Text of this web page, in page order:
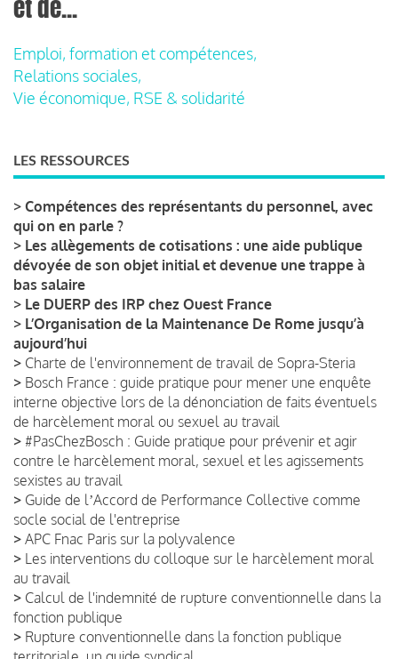
et de...
Emploi, formation et compétences,
Relations sociales,
Vie économique, RSE & solidarité
LES RESSOURCES
> Compétences des représentants du personnel, avec
qui on en parle ?
> Les allègements de cotisations : une aide publique
dévoyée de son objet initial et devenue une trappe à
bas salaire
> Le DUERP des IRP chez Ouest France
> L’Organisation de la Maintenance De Rome jusqu’à
aujourd’hui
> Charte de l'environnement de travail de Sopra-Steria
> Bosch France : guide pratique pour mener une enquête
interne objective lors de la dénonciation de faits éventuels
de harcèlement moral ou sexuel au travail
> #PasChezBosch : Guide pratique pour prévenir et agir
contre le harcèlement moral, sexuel et les agissements
sexistes au travail
> Guide de lʼAccord de Performance Collective comme
socle social de l'entreprise
> APC Fnac Paris sur la polyvalence
> Les interventions du colloque sur le harcèlement moral
au travail
> Calcul de l'indemnité de rupture conventionnelle dans la
fonction publique
> Rupture conventionnelle dans la fonction publique